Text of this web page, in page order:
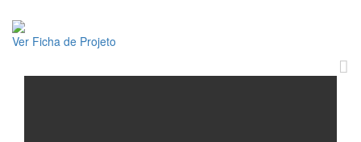
Ver Ficha de Projeto